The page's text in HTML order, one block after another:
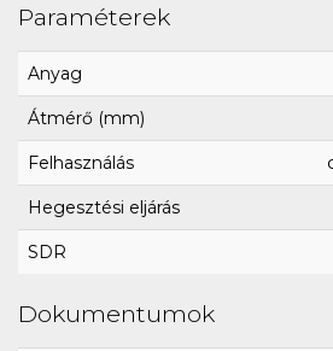
Paraméterek
Anyag
Átmérő (mm)
Felhasználás
Hegesztési eljárás
SDR
Dokumentumok